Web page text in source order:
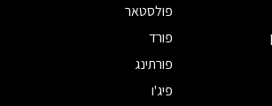
פולסטאר
פורד
פורתינג
פיג'ו